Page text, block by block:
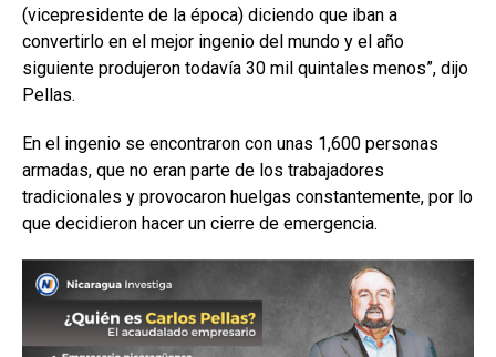
(vicepresidente de la época) diciendo que iban a
convertirlo en el mejor ingenio del mundo y el año
siguiente produjeron todavía 30 mil quintales menos”, dijo
Pellas.
En el ingenio se encontraron con unas 1,600 personas
armadas, que no eran parte de los trabajadores
tradicionales y provocaron huelgas constantemente, por lo
que decidieron hacer un cierre de emergencia.